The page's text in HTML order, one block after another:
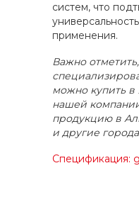
систем, что
применения.
Важно
можно купить в
нашей
продукцию в
и другие города
Спецификация: